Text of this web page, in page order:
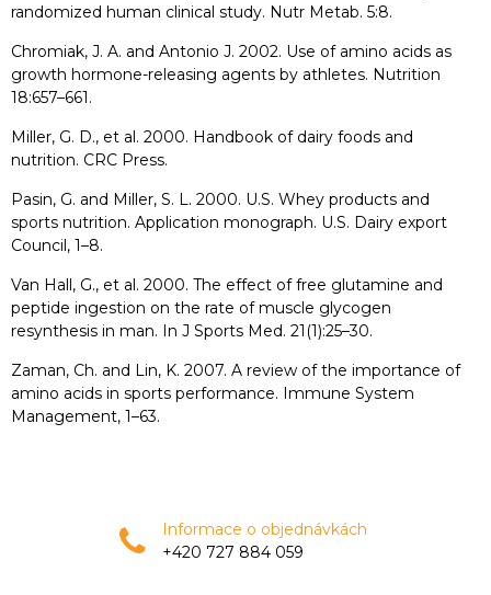
randomized human clinical study. Nutr Metab. 5:8.
Chromiak, J. A. and Antonio J. 2002. Use of amino acids as
growth hormone-releasing agents by athletes. Nutrition
18:657–661.
Miller, G. D., et al. 2000. Handbook of dairy foods and
nutrition. CRC Press.
Pasin, G. and Miller, S. L. 2000. U.S. Whey products and
sports nutrition. Application monograph. U.S. Dairy export
Council, 1–8.
Van Hall, G., et al. 2000. The effect of free glutamine and
peptide ingestion on the rate of muscle glycogen
resynthesis in man. In J Sports Med. 21(1):25–30.
Zaman, Ch. and Lin, K. 2007. A review of the importance of
amino acids in sports performance. Immune System
Management, 1–63.
Informace o objednávkách
+420 727 884 059